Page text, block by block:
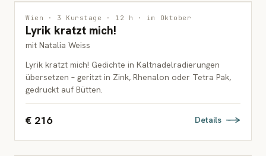
DRUCKGRAFIK
ERWACHSENE
Wien · 3 Kurstage · 12 h · im Oktober
Lyrik kratzt mich!
mit Natalia Weiss
Lyrik kratzt mich! Gedichte in Kaltnadelradierungen
übersetzen – geritzt in Zink, Rhenalon oder Tetra Pak,
gedruckt auf Bütten.
€ 216 Details